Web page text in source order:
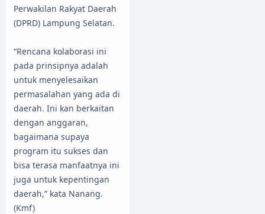
Perwakilan Rakyat Daerah
(DPRD) Lampung Selatan.
“Rencana kolaborasi ini
pada prinsipnya adalah
untuk menyelesaikan
permasalahan yang ada di
daerah. Ini kan berkaitan
dengan anggaran,
bagaimana supaya
program itu sukses dan
bisa terasa manfaatnya ini
juga untuk kepentingan
daerah,” kata Nanang.
(Kmf)